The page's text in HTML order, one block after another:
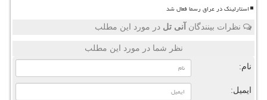
استارلینک در عراق رسما فعال شد
نظرات بینندگان آنی تل در مورد این مطلب
نظر شما در مورد این مطلب
نام:
ایمیل: